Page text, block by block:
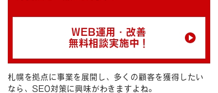
WEB運用・改善
無料相談実施中！
札幌を拠点に事業を展開し、多くの顧客を獲得したい
なら、SEO対策に興味がわきますよね。